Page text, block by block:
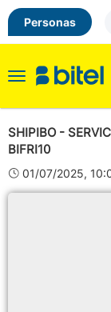
Personas
Toggle
SHIPIBO -
BIFRI10
01/07/2025,